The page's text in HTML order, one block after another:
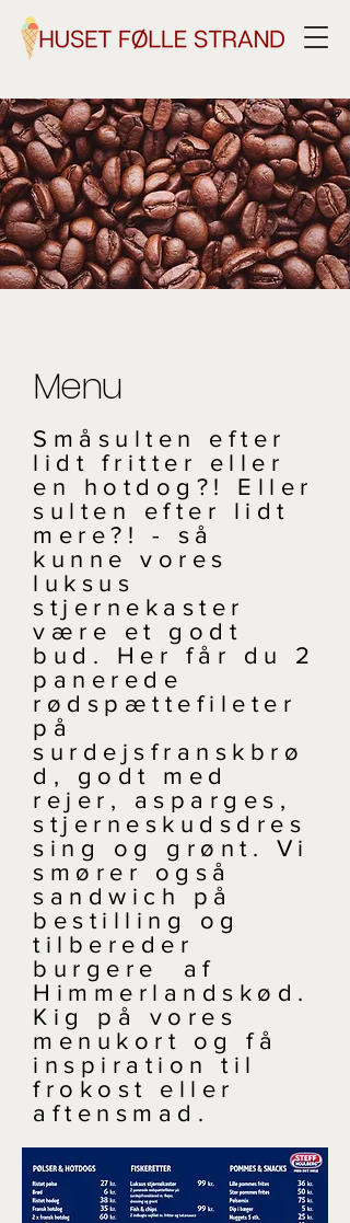
Menu
Småsulten efter
lidt fritter eller
en hotdog?! Eller
sulten efter lidt
mere?! - så
kunne vores
luksus
stjernekaster
være et godt
bud. Her får du 2
panerede
rødspættefileter
på
surdejsfranskbrø
d, godt med
rejer, asparges,
stjerneskudsdres
sing og grønt. Vi
smører også
sandwich på
bestilling og
tilbereder
burgere af
Himmerlandskød.
Kig på vores
menukort og få
inspiration til
frokost eller
aftensmad.